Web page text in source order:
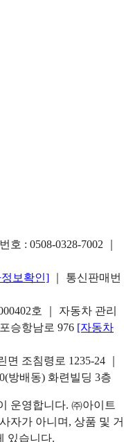
호 : 0508-0328-7002
보확인]
｜ 통신판매번
호 ｜ 자동차 관리
승항남로 976 [자동차
조침령로 1235-24 ｜
방배동) 화련빌딩 3층
운영합니다. ㈜아이트
자가 아니며, 상품 및 거
있습니다.